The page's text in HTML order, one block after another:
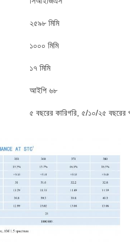
২৫৯৮ মিমি
১০০০ মিমি
১৭ মিমি
আইপি ৬৮
৫ বছরের কারিগরি, ৫/১০/২৫